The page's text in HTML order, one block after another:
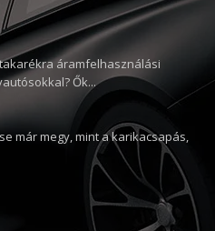
áramfelhasználási
Ők...
már megy, mint a karikacsapás,